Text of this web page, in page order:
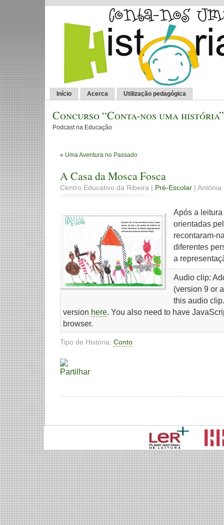
Início Acerca Utilização pedagógica
Concurso “Conta-nos uma história”
Podcast na Educação
« Uma Aventura no Passado
A Casa da Mosca Fosca
Centro Educativo da Ribeira | Pré-Escolar |
Após a
orientadas
recontaram-
diferentes
a
Audio clip:
(version 9 or
this audio
version here. You also need to have
browser.
Tipo de História: Conto